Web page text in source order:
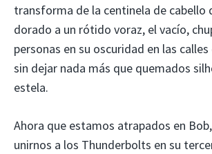
transforma de la centinela de cabello
dorado a un rótido voraz, el vacío,
personas en su oscuridad en las
sin dejar nada más que quemados
estela.
Ahora que estamos atrapados en
unirnos a los Thunderbolts en su